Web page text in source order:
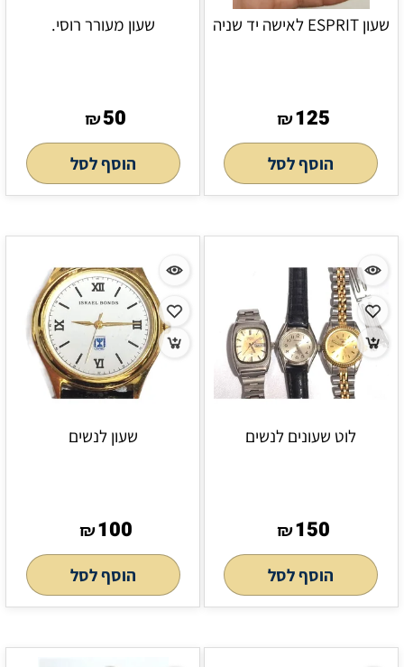
שעון ESPRIT לאישה יד שניה
₪125
הוסף לסל
שעון מעורר רוסי.
₪50
הוסף לסל
לוט שעונים לנשים
₪150
הוסף לסל
שעון לנשים
₪100
הוסף לסל